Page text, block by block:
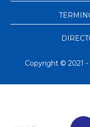
Copyright © 2021 -